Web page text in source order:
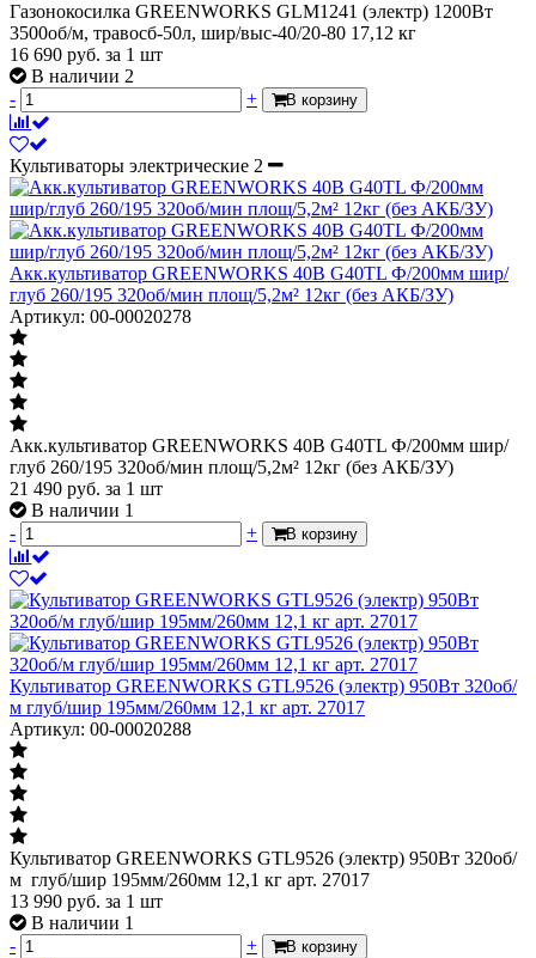
Газонокосилка GREENWORKS GLM1241 (электр) 1200Вт
3500об/м, травосб-50л, шир/выс-40/20-80 17,12 кг
16 690 руб. за 1 шт
В наличии 2
-
+ В корзину
Культиваторы электрические 2
Акк.культиватор GREENWORKS 40В G40TL Ф/200мм шир/
глуб 260/195 320об/мин площ/5,2м² 12кг (без АКБ/ЗУ)
Артикул: 00-00020278
Акк.культиватор GREENWORKS 40В G40TL Ф/200мм шир/
глуб 260/195 320об/мин площ/5,2м² 12кг (без АКБ/ЗУ)
21 490 руб. за 1 шт
В наличии 1
-
+ В корзину
Культиватор GREENWORKS GTL9526 (электр) 950Вт 320об/
м глуб/шир 195мм/260мм 12,1 кг арт. 27017
Артикул: 00-00020288
Культиватор GREENWORKS GTL9526 (электр) 950Вт 320об/
м глуб/шир 195мм/260мм 12,1 кг арт. 27017
13 990 руб. за 1 шт
В наличии 1
-
+ В корзину